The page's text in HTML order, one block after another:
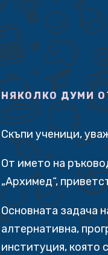
НЯКОЛКО ДУМИ
Скъпи ученици,
От името на
„Архимед“,
Основната задача
алтернативна,
институция, която